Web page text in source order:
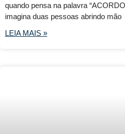
quando pensa na palavra
imagina duas pessoas abrindo mão
LEIA MAIS »